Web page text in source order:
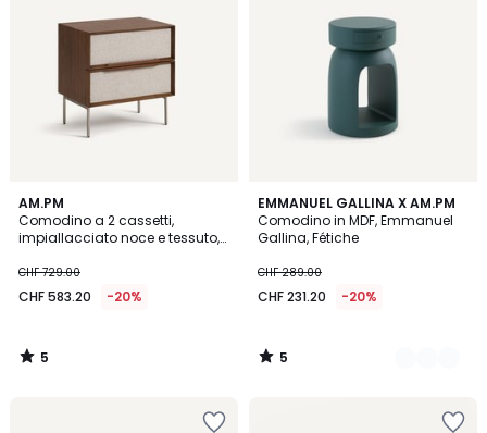
AM.PM
Comodino a 2 cassetti,
impiallacciato noce e tessuto,
CHF 729.00
CHF 583.20 -20%
5
/
5
5
/
EMMANUEL GALLINA X AM.PM
Comodino in MDF, Emmanuel
Gallina, Fétiche
CHF 289.00
CHF 231.20 -20%
5
/
5
3
Colori
5
/